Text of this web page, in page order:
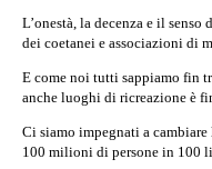
L’onestà, la decenza e il
dei coetanei e associazioni di
E come noi tutti sappiamo fin
anche luoghi di ricreazione è
Ci siamo impegnati a cambiare
100 milioni di persone in 100